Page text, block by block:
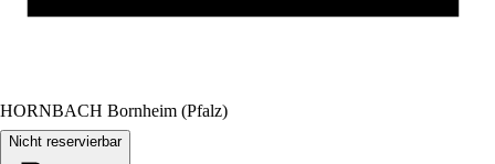
HORNBACH Bornheim (Pfalz)
Nicht reservierbar